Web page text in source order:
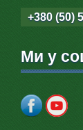
+380 (50)
Ми у